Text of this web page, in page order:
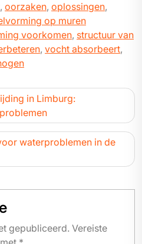
, oorzaken, oplossingen,
op muren
voorkomen, structuur van
, vocht absorbeert,
in Limburg:
waterproblemen in de
gepubliceerd. Vereiste